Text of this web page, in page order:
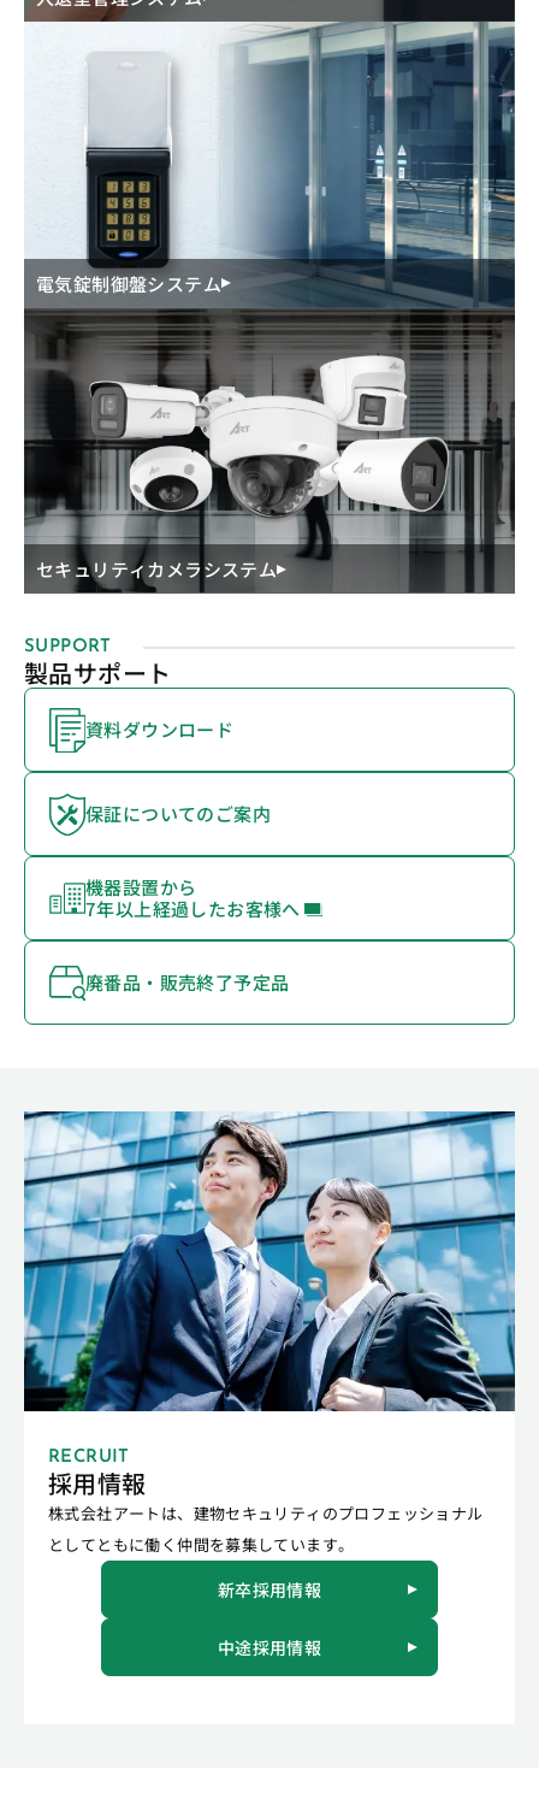
電気錠制御盤システム
セキュリティカメラシステム
SUPPORT
製品サポート
資料ダウンロード
保証についてのご案内
機器設置から
7年以上経過したお客様へ
廃番品・販売終了予定品
RECRUIT
採用情報
株式会社アートは、建物セキュリティのプロフェッショナル
としてともに働く仲間を募集しています。
新卒採用情報
中途採用情報